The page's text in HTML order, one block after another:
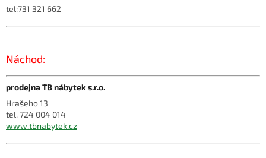
tel:731 321 662
Náchod:
prodejna TB nábytek s.r.o.
Hrašeho 13
tel. 724 004 014
www.tbnabytek.cz